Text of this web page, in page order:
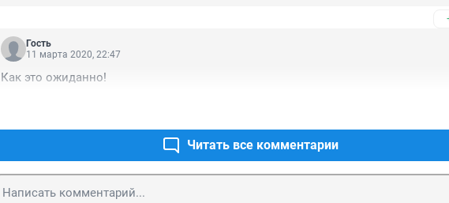
Общероссийское голосование – это специальная процедура, итоги которой
являться условием вступления в силу изменений в Конституцию. При этом
ответственность за нарушения в ходе проведения общероссийского
«Фальсификация избирательных документов, документов референдума», ст.
«Фальсификация итогов голосования», ст. 142.2 «Незаконные выдача и
избирательного бюллетеня, бюллетеня для голосования на референдуме» УК
Наказания, предусмотренные этими статьями, будут распространяться и на
при общероссийском голосовании.
Гость
11 марта 2020, 22:47
Как это ожиданно!
Читать все комментарии